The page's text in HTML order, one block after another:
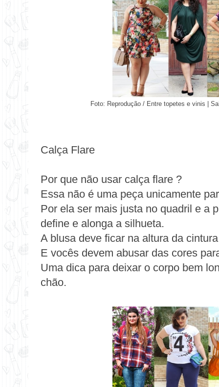
Foto: Reprodução / Entre topetes e vinis
Calça Flare
Por que não usar calça flare ?
Essa não é uma peça unicamente
Por ela ser mais justa no quadril e a
define e alonga a silhueta.
A blusa deve ficar na altura da
E vocês devem abusar das cores
Uma dica para deixar o corpo bem
chão.